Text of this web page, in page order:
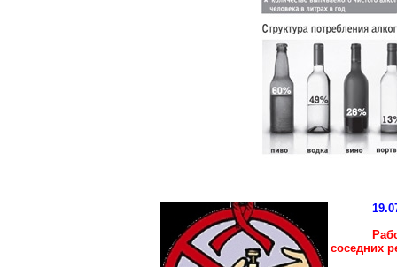
соседних